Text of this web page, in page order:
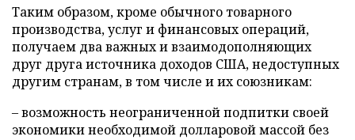
Таким образом, кроме обычного товарного
производства, услуг и финансовых операций,
получаем два важных и взаимодополняющих
друг друга источника доходов США, недоступных
другим странам, в том числе и их союзникам:
– возможность неограниченной подпитки своей
экономики необходимой долларовой массой без